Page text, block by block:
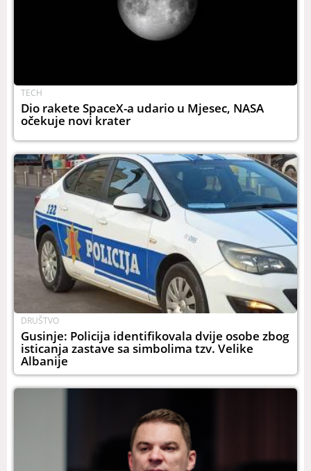
TECH
Dio rakete SpaceX-a udario u Mjesec, NASA
očekuje novi krater
DRUŠTVO
Gusinje: Policija identifikovala dvije osobe zbog
isticanja zastave sa simbolima tzv. Velike
Albanije